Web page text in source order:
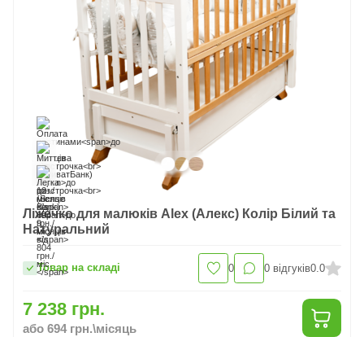
Ліжечко для малюків Alex (Алекс) Колір Білий та
Натуральний
Товар на складі 0 0 відгуків0.0
7 238 грн.
або 694 грн.\місяць